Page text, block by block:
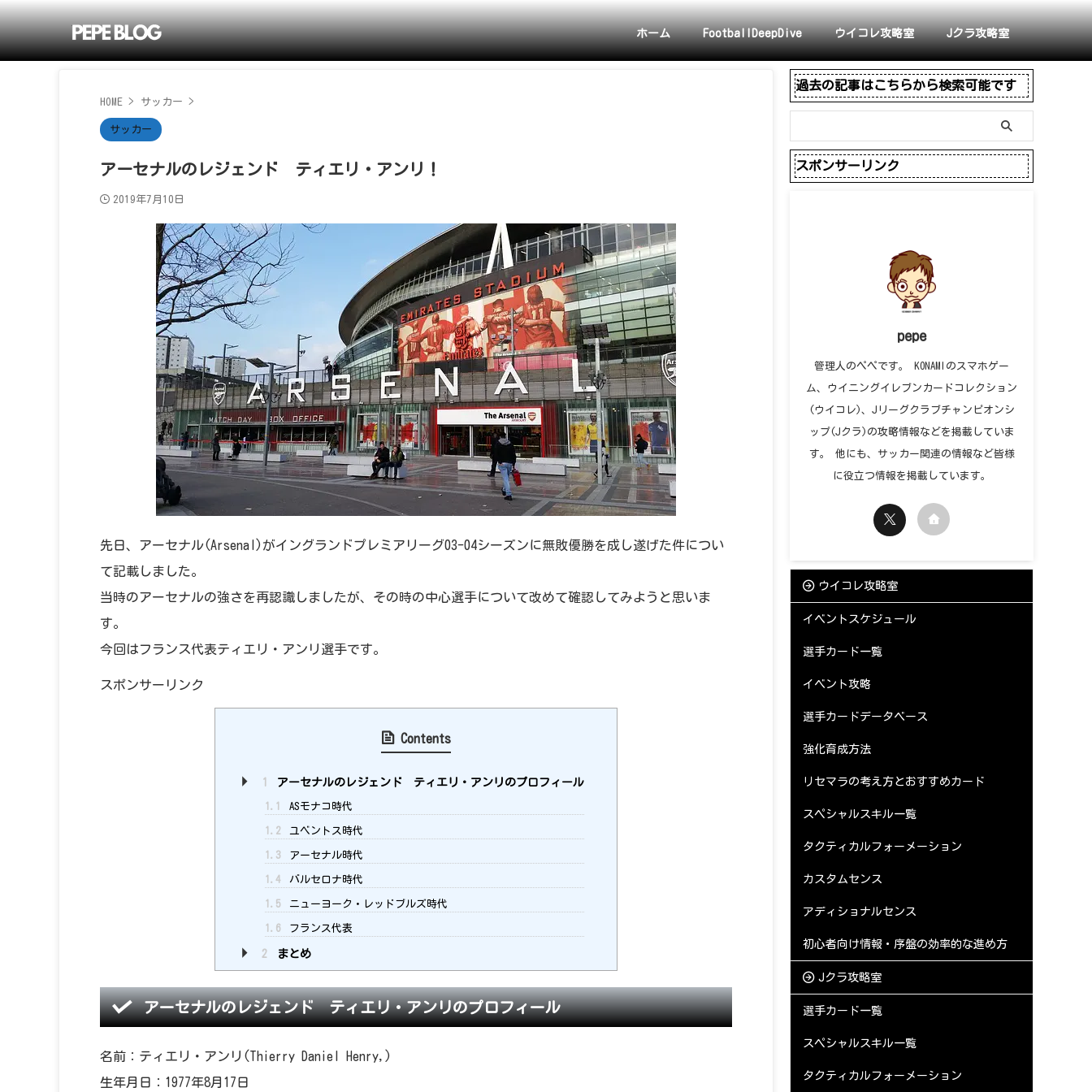
ホーム FootballDeepDive ウイコレ攻略室 Jクラ攻略室
HOME > サッカー >
サッカー
アーセナルのレジェンド ティエリ・アンリ！
2019年7月10日
先日、アーセナル(Arsenal)がイングランドプレミアリーグ03-04シーズンに無敗優勝を成し遂げた件につい
て記載しました。
当時のアーセナルの強さを再認識しましたが、その時の中心選手について改めて確認してみようと思いま
す。
今回はフランス代表ティエリ・アンリ選手です。
スポンサーリンク
Contents
1 アーセナルのレジェンド ティエリ・アンリのプロフィール
1.1 ASモナコ時代
1.2 ユベントス時代
1.3 アーセナル時代
1.4 バルセロナ時代
1.5 ニューヨーク・レッドブルズ時代
1.6 フランス代表
2 まとめ
アーセナルのレジェンド ティエリ・アンリのプロフィール
名前：ティエリ・アンリ(Thierry Daniel Henry,)
生年月日：1977年8月17日
過去の記事はこちらから検索可能です
スポンサーリンク
pepe
管理人のペペです。 KONAMIのスマホゲー
ム、ウイニングイレブンカードコレクション
(ウイコレ)、Jリーグクラブチャンピオンシ
ップ(Jクラ)の攻略情報などを掲載していま
す。 他にも、サッカー関連の情報など皆様
に役立つ情報を掲載しています。
ウイコレ攻略室
イベントスケジュール
選手カード一覧
イベント攻略
選手カードデータベース
強化育成方法
リセマラの考え方とおすすめカード
スペシャルスキル一覧
タクティカルフォーメーション
カスタムセンス
アディショナルセンス
初心者向け情報・序盤の効率的な進め方
Jクラ攻略室
選手カード一覧
スペシャルスキル一覧
タクティカルフォーメーション